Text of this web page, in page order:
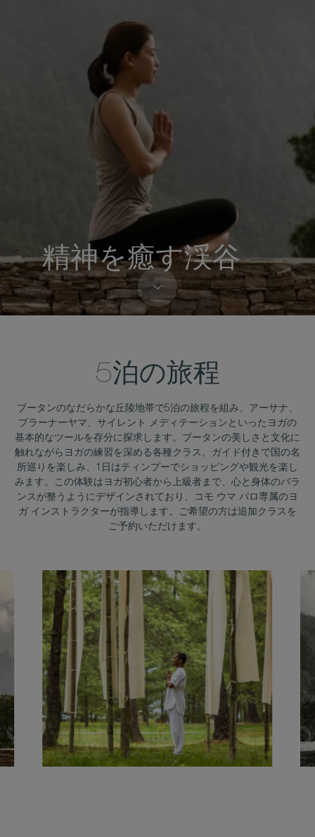
精神を癒す渓谷
5泊の旅程
ブータンのなだらかな丘陵地帯で5泊の旅程を組み、アーサナ、
プラーナーヤマ、サイレント メディテーションといったヨガの
基本的なツールを存分に探求します。ブータンの美しさと文化に
触れながらヨガの練習を深める各種クラス、ガイド付きで国の名
所巡りを楽しみ、1日はティンプーでショッピングや観光を楽し
みます。この体験はヨガ初心者から上級者まで、心と身体のバラ
ンスが整うようにデザインされており、コモ ウマ パロ専属のヨ
ガ インストラクターが指導します。ご希望の方は追加クラスを
ご予約いただけます。